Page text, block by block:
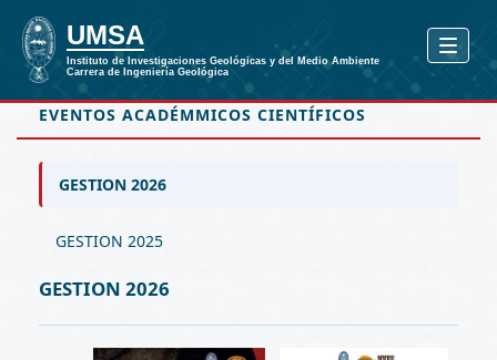
EVENTOS ACADÉMMICOS CIENTÍFICOS
GESTION 2026
GESTION 2025
GESTION 2026